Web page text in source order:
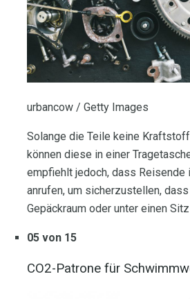
urbancow / Getty Images
Solange die Teile keine
können diese in einer
empfiehlt jedoch, dass
anrufen, um sicherzustellen,
Gepäckraum oder unter einen
05 von 15
CO2-Patrone für